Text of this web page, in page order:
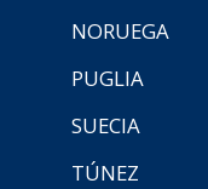
NORUEGA
PUGLIA
SUECIA
TÚNEZ